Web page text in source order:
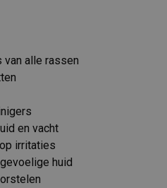
van alle rassen
en vacht
irritaties
huid